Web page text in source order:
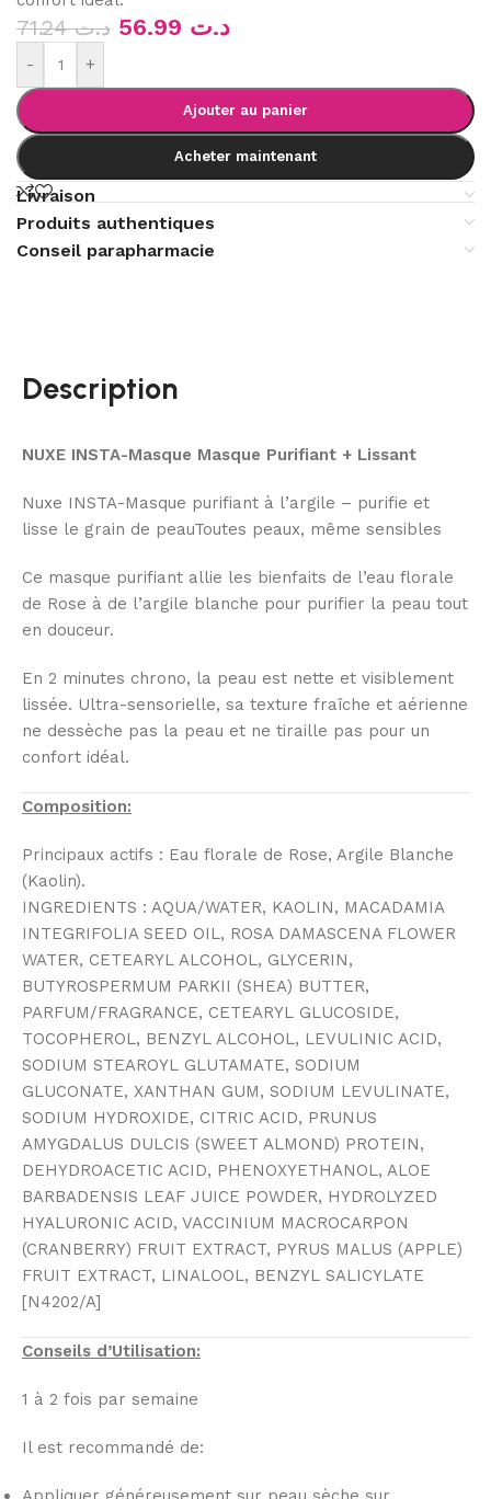
د.ت71.24 د.ت
- +
Ajouter au panier
Acheter maintenant
Livraison
Produits authentiques
Conseil parapharmacie
Description
NUXE INSTA-Masque Masque Purifiant + Lissant
Nuxe INSTA-Masque purifiant à l’argile – purifie et
lisse le grain de peauToutes peaux, même sensibles
Ce masque purifiant allie les bienfaits de l’eau florale
de Rose à de l’argile blanche pour purifier la peau tout
en douceur.
En 2 minutes chrono, la peau est nette et visiblement
lissée. Ultra-sensorielle, sa texture fraîche et aérienne
ne dessèche pas la peau et ne tiraille pas pour un
confort idéal.
Composition:
Principaux actifs : Eau florale de Rose, Argile Blanche
(Kaolin).
INGREDIENTS : AQUA/WATER, KAOLIN, MACADAMIA
INTEGRIFOLIA SEED OIL, ROSA DAMASCENA FLOWER
WATER, CETEARYL ALCOHOL, GLYCERIN,
BUTYROSPERMUM PARKII (SHEA) BUTTER,
PARFUM/FRAGRANCE, CETEARYL GLUCOSIDE,
TOCOPHEROL, BENZYL ALCOHOL, LEVULINIC ACID,
SODIUM STEAROYL GLUTAMATE, SODIUM
GLUCONATE, XANTHAN GUM, SODIUM LEVULINATE,
SODIUM HYDROXIDE, CITRIC ACID, PRUNUS
AMYGDALUS DULCIS (SWEET ALMOND) PROTEIN,
DEHYDROACETIC ACID, PHENOXYETHANOL, ALOE
BARBADENSIS LEAF JUICE POWDER, HYDROLYZED
HYALURONIC ACID, VACCINIUM MACROCARPON
(CRANBERRY) FRUIT EXTRACT, PYRUS MALUS (APPLE)
FRUIT EXTRACT, LINALOOL, BENZYL SALICYLATE
[N4202/A]
Conseils d’Utilisation:
1 à 2 fois par semaine
Il est recommandé de: